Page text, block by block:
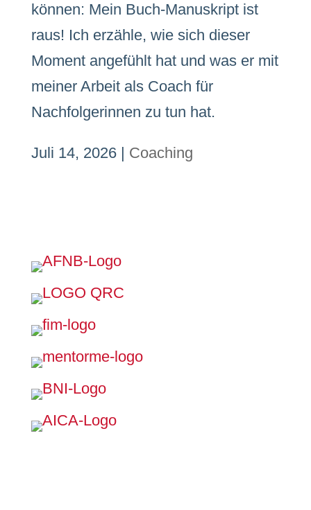
können: Mein Buch-Manuskript ist
raus! Ich erzähle, wie sich dieser
Moment angefühlt hat und was er mit
meiner Arbeit als Coach für
Nachfolgerinnen zu tun hat.
Juli 14, 2026| Coaching